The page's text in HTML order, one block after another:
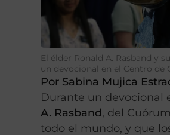
El élder Ronald A. Rasband y
un devocional en el Centro de
Por Sabina Mujica
Durante un devocional
A. Rasband, del
todo el mundo, y que